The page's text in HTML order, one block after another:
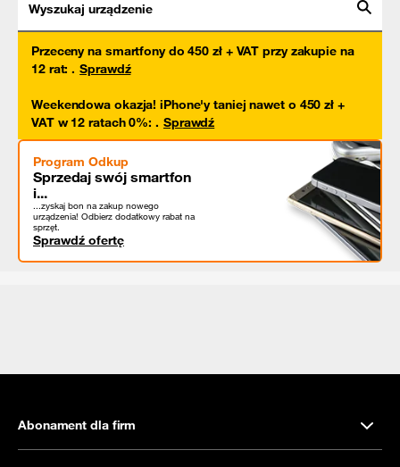
Wyszukaj urządzenie
Przeceny na smartfony do 450 zł + VAT przy zakupie na
12 rat: . Sprawdź
Weekendowa okazja! iPhone'y taniej nawet o 450 zł +
VAT w 12 ratach 0%: . Sprawdź
Program Odkup
Sprzedaj swój smartfon
i...
...zyskaj bon na zakup nowego
urządzenia! Odbierz dodatkowy rabat na
sprzęt.
Sprawdź ofertę
Abonament dla firm